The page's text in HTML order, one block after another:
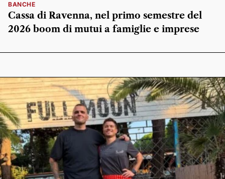
BANCHE
Cassa di Ravenna, nel primo semestre del
2026 boom di mutui a famiglie e imprese